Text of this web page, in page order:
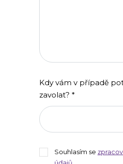
Kdy vám v případě
zavolat? *
Souhlasím se